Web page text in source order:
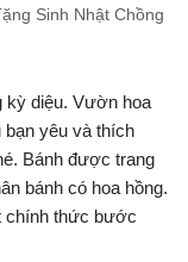
Sinh Nhật Chồng
kỳ diệu. Vườn hoa
bạn yêu và thích
Bánh được trang
bánh có hoa hồng.
chính thức bước